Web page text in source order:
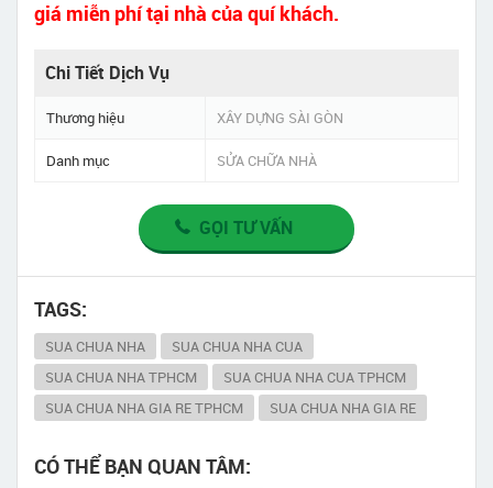
giá miễn phí tại nhà của quí khách.
Chi Tiết Dịch Vụ
Thương hiệu XÂY DỰNG SÀI GÒN
Danh mục SỬA CHỮA NHÀ
GỌI TƯ VẤN
TAGS:
SUA CHUA NHA
SUA CHUA NHA CUA
SUA CHUA NHA TPHCM
SUA CHUA NHA CUA TPHCM
SUA CHUA NHA GIA RE TPHCM
SUA CHUA NHA GIA RE
CÓ THỂ BẠN QUAN TÂM: